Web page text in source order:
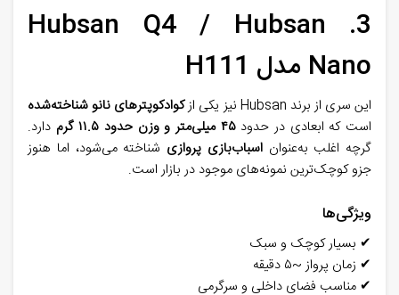
3
.
Hubsan Q4 / Hubsan
Nano مدل H111
این سری از برند نیز یکی ازکوادکوپترهای نانو شناخته‌شده
است که ابعادی در حدود۴۵ میلی‌متر و وزن حدود ۱۱.۵گرم دارد.
گرچه اغلب به‌عنواناسباب‌بازی پروازی شناخته می‌شود، اما هنوز
جزو کوچک‌ترین نمونه‌های موجود در بازار است.
ویژگی‌ها
✔ بسیار کوچک و سبک
✔ زمان پرواز ~۵ دقیقه
✔ مناسب فضای داخلی و سرگرمی